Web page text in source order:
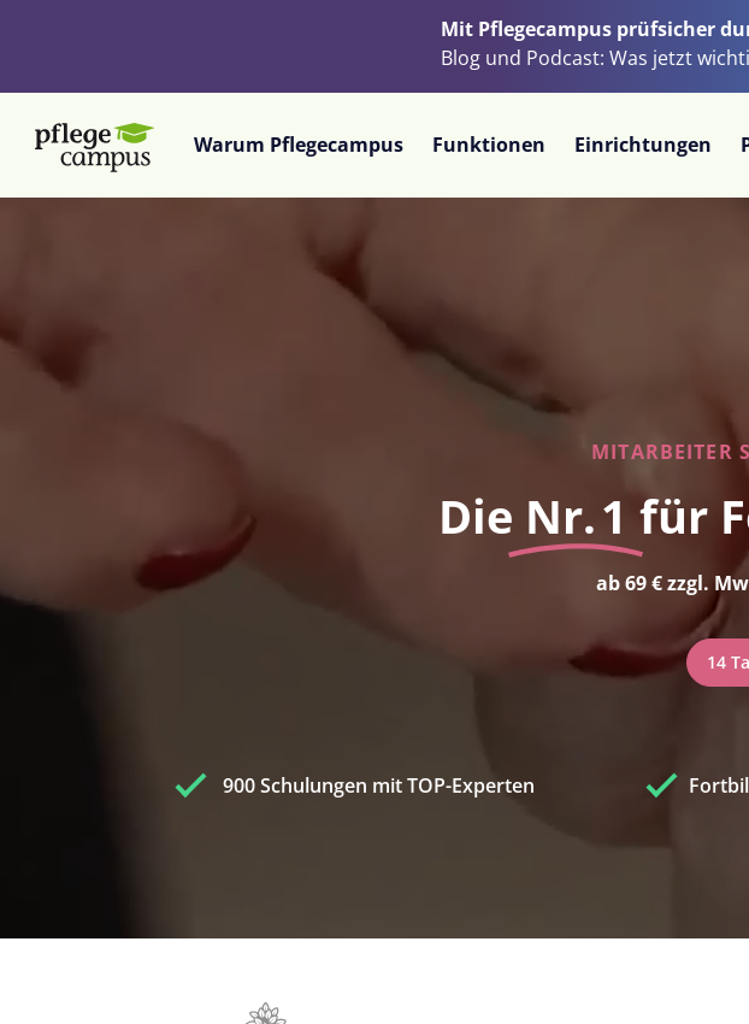
Zum
Demo-
Anfrageformular
Mit Pflegecampus prüfsicher
Blog und Podcast: Was jetzt
Warum Pflegecampus Funktionen Einrichtungen
MITARBEITER
Die Nr. 1 für
ab 69 € zzgl.
14
900 Schulungen mit TOP-Experten